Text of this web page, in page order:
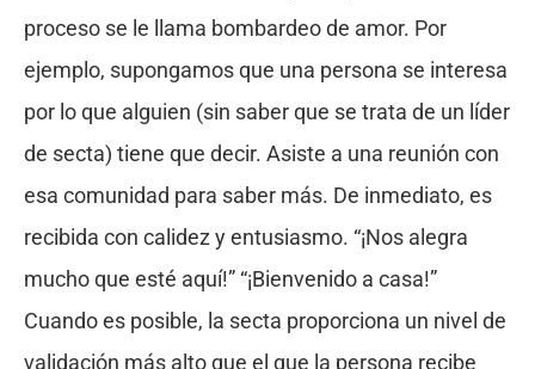
proceso se le llama bombardeo de amor. Por
ejemplo, supongamos que una persona se interesa
por lo que alguien (sin saber que se trata de un líder
de secta) tiene que decir. Asiste a una reunión con
esa comunidad para saber más. De inmediato, es
recibida con calidez y entusiasmo. “¡Nos alegra
mucho que esté aquí!” “¡Bienvenido a casa!”
Cuando es posible, la secta proporciona un nivel de
validación más alto que el que la persona recibe